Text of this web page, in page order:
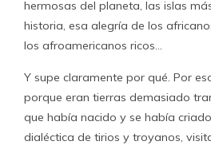
hermosas del planeta, las islas
historia, esa alegría de los
los afroamericanos ricos…
Y supe claramente por qué. Por
porque eran tierras demasiado
que había nacido y se había
dialéctica de tirios y troyanos,